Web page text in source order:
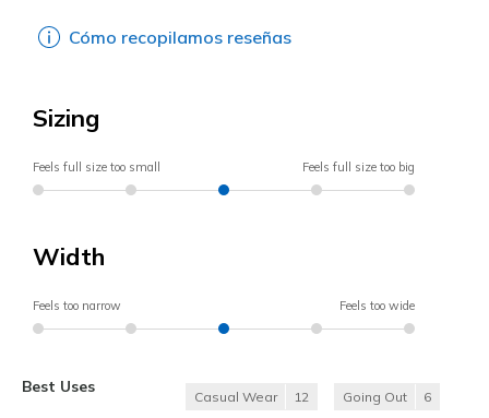
Cómo recopilamos reseñas
Sizing
Feels full size too small Feels full size too big
Width
Feels too narrow Feels too wide
Best Uses
Casual Wear 12 Going Out 6